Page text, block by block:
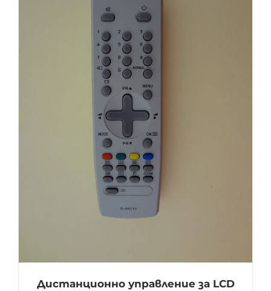
Дистанционно управление за LCD